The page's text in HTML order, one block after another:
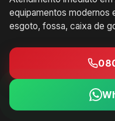
equipamentos modernos
esgoto, fossa, caixa de